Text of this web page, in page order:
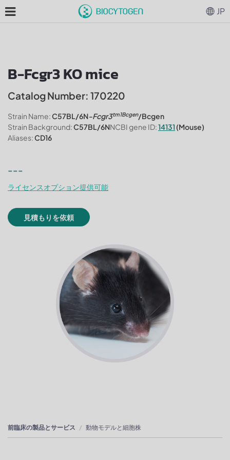
B-Fcgr3 KO mice
Catalog Number: 170220
Strain Name:C57BL/6N-Fcgr3tm1Bcgen/Bcgen
Strain Background:C57BL/6NNCBI gene ID:14131 (Mouse)
Aliases:CD16
---
ライセンスオプション提供可能
見積もりを依頼
前臨床の製品とサービス 動物モデルと細胞株
JP